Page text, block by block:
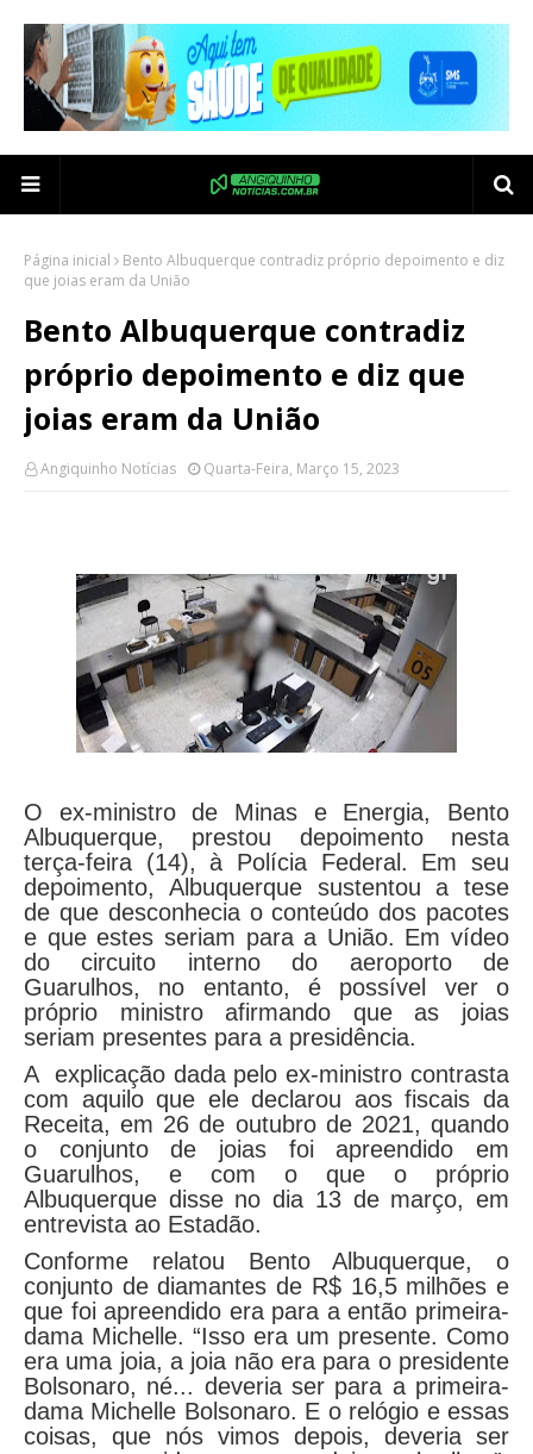
Página inicial
Bento Albuquerque contradiz próprio depoimento e diz
que joias eram da União
Bento Albuquerque contradiz
próprio depoimento e diz que
joias eram da União
Angiquinho Notícias Quarta-Feira, Março 15, 2023
O ex-ministro de Minas e Energia, Bento
Albuquerque, prestou depoimento nesta
terça-feira (14), à Polícia Federal. Em seu
depoimento, Albuquerque sustentou a tese
de que desconhecia o conteúdo dos pacotes
e que estes seriam para a União. Em vídeo
do circuito interno do aeroporto de
Guarulhos, no entanto, é possível ver o
próprio ministro afirmando que as joias
seriam presentes para a presidência.
A explicação dada pelo ex-ministro contrasta
com aquilo que ele declarou aos fiscais da
Receita, em 26 de outubro de 2021, quando
o conjunto de joias foi apreendido em
Guarulhos, e com o que o próprio
Albuquerque disse no dia 13 de março, em
entrevista ao Estadão.
Conforme relatou Bento Albuquerque, o
conjunto de diamantes de R$ 16,5 milhões e
que foi apreendido era para a então primeira-
dama Michelle. “Isso era um presente. Como
era uma joia, a joia não era para o presidente
Bolsonaro, né... deveria ser para a primeira-
dama Michelle Bolsonaro. E o relógio e essas
coisas, que nós vimos depois, deveria ser